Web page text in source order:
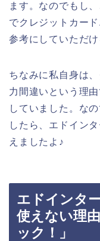
ます。なのでもし
でクレジットカー
参考にしていただけ
ちなみに私自身は
力間違いという理
していました。な
したら、エドイン
えましたよ♪
エドインタ
使えない理
ック！」